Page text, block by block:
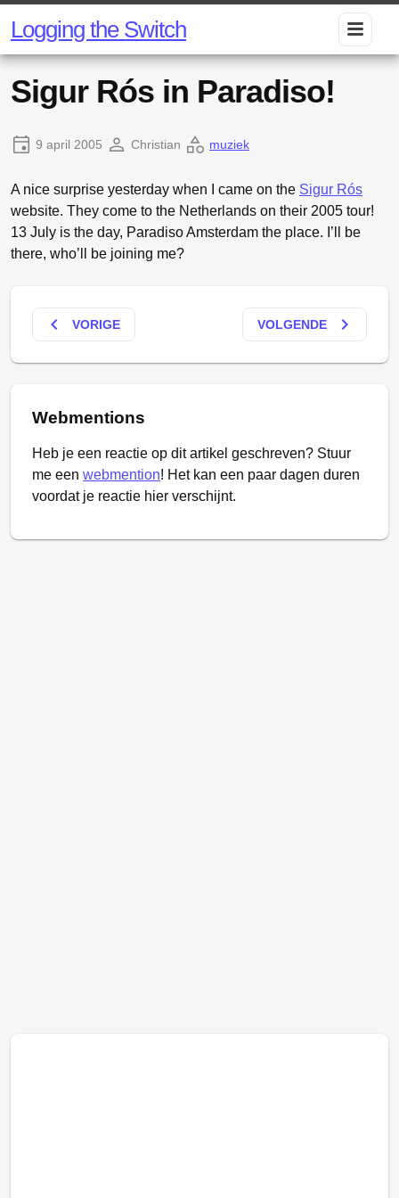
Logging the Switch
Sigur Rós in Paradiso!
9 april 2005 Christian muziek
A nice surprise yesterday when I came on the Sigur Rós
website. They come to the Netherlands on their 2005 tour!
13 July is the day, Paradiso Amsterdam the place. I’ll be
there, who’ll be joining me?
keyboard_arrow_left VORIGE VOLGENDE keyboard_arrow_right
Webmentions
Heb je een reactie op dit artikel geschreven? Stuur
me een webmention! Het kan een paar dagen duren
voordat je reactie hier verschijnt.